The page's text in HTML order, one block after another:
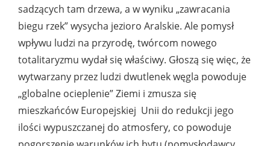
sadzących tam drzewa, a w wyniku „zawracania
biegu rzek” wysycha jezioro Aralskie. Ale pomysł
wpływu ludzi na przyrodę, twórcom nowego
totalitaryzmu wydał się właściwy. Głoszą się więc, że
wytwarzany przez ludzi dwutlenek węgla powoduje
„globalne ocieplenie” Ziemi i zmusza się
mieszkańców Europejskiej Unii do redukcji jego
ilości wypuszczanej do atmosfery, co powoduje